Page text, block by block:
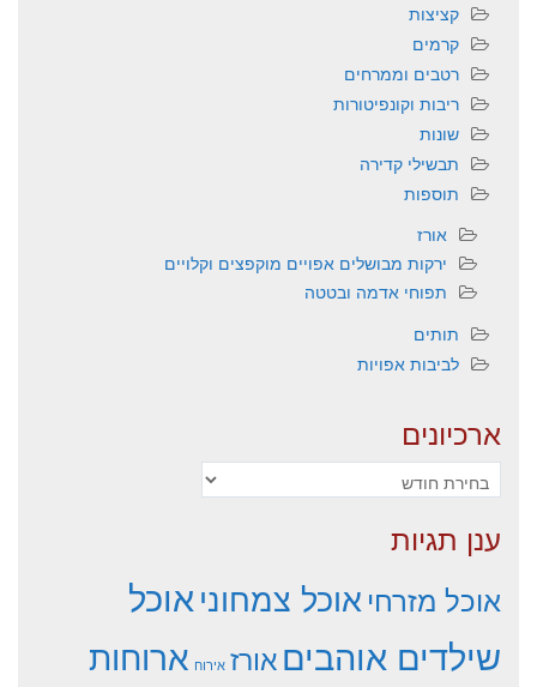
קציצות
קרמים
רטבים וממרחים
ריבות וקונפיטורות
שונות
תבשילי קדירה
תוספות
אורז
ירקות מבושלים אפויים מוקפצים וקלויים
תפוחי אדמה ובטטה
תותים
לביבות אפויות
ארכיונים
ארכיונים
ענן תגיות
אוכל מזרחיאוכל צמחוניאוכל
שילדים אוהביםאורז אירוח ארוחות